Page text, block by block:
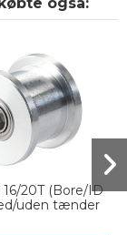
20T (Bore/ID
uden tænder